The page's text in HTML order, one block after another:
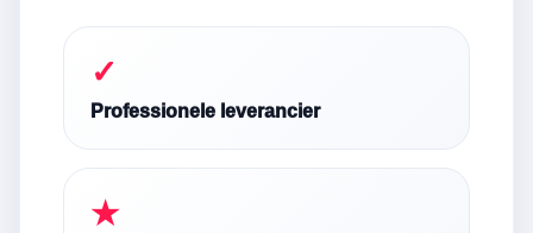
✓
Professionele leverancier
★